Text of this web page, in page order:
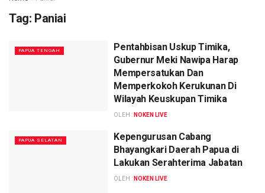
Tag: Paniai
PAPUA TENGAH
Pentahbisan Uskup Timika,
Gubernur Meki Nawipa Harap
Mempersatukan Dan
Memperkokoh Kerukunan Di
Wilayah Keuskupan Timika
OLEH : NOKEN LIVE
PAPUA SELATAN
Kepengurusan Cabang
Bhayangkari Daerah Papua di
Lakukan Serahterima Jabatan
OLEH : NOKEN LIVE